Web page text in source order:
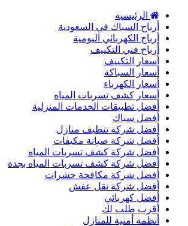
الرئيسية
أرباح السباك في السعودية
أرباح الكهربائي اليومية
أرباح فني التكييف
أسعار التكييف
أسعار السباكة
أسعار الكهرباء
أسعار كشف تسربات المياه
أفضل تطبيقات الخدمات المنزلية
أفضل سباك
أفضل شركة تنظيف منازل
أفضل شركة صيانة مكيفات
أفضل شركة كشف تسربات المياه
أفضل شركة كشف تسربات المياه بجدة
أفضل شركة مكافحة حشرات
أفضل شركة نقل عفش
أفضل كهربائي
أقرب طلب لك
أنظمة أمنية للمنازل